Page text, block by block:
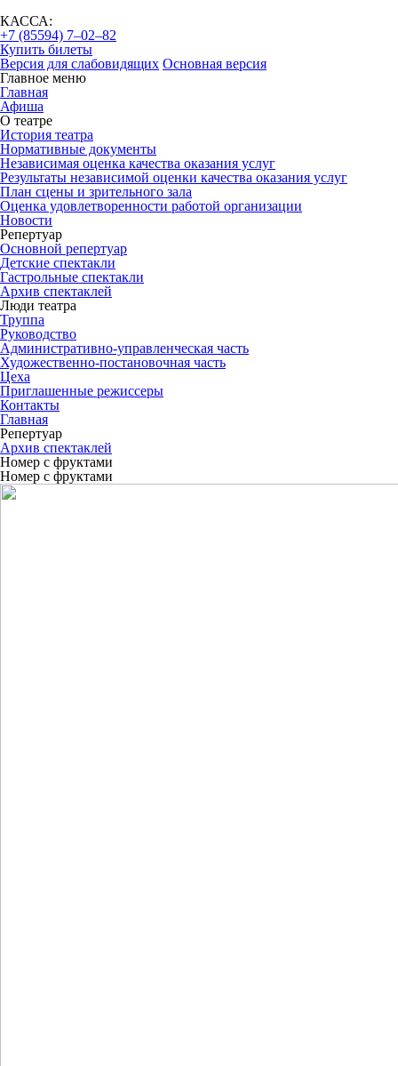
КАССА:
+7 (85594) 7‒02‒82
Купить билеты
Версия для слабовидящих Основная версия
Главное меню
Главная
Афиша
О театре
История театра
Нормативные документы
Независимая оценка качества оказания услуг
Результаты независимой оценки качества оказания услуг
План сцены и зрительного зала
Оценка удовлетворенности работой организации
Новости
Репертуар
Основной репертуар
Детские спектакли
Гастрольные спектакли
Архив спектаклей
Люди театра
Труппа
Руководство
Административно-управленческая часть
Художественно-постановочная часть
Цеха
Приглашенные режиссеры
Контакты
Главная
Репертуар
Архив спектаклей
Номер с фруктами
Номер с фруктами